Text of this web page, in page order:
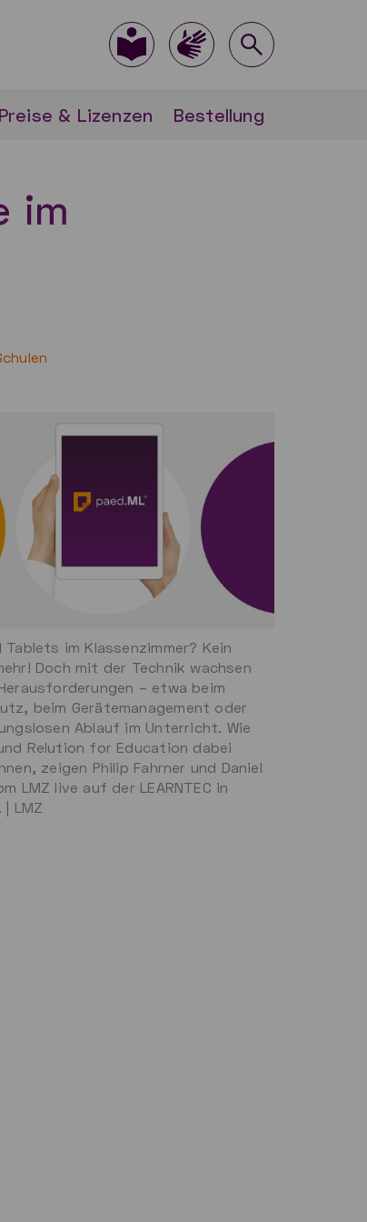
Preise & Lizenzen Bestellung
im
Tablets im Klassenzimmer? Kein
Doch mit der Technik wachsen
– etwa beim
beim Gerätemanagement oder
Ablauf im Unterricht. Wie
Relution for Education dabei
zeigen Philip Fahrner und Daniel
LMZ live auf der LEARNTEC in
| LMZ